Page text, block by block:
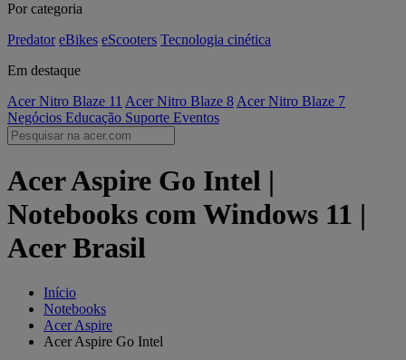
Por categoria
Predator eBikes eScooters Tecnologia cinética
Em destaque
Acer Nitro Blaze 11 Acer Nitro Blaze 8 Acer Nitro Blaze 7
Negócios Educação Suporte Eventos
Acer Aspire Go Intel |
Notebooks com Windows 11 |
Acer Brasil
Início
Notebooks
Acer Aspire
Acer Aspire Go Intel